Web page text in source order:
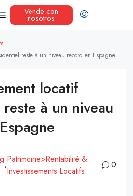
Vende con
nosotros
reste à un niveau record en Espagne
locatif
à un niveau
,
Patrimoine>Rentabilité &
Investissements Locatifs
0